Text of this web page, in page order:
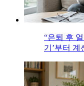
“은퇴 후
기’부터 계